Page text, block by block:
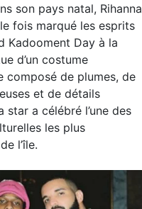
son pays natal, Rihanna
fois marqué les esprits
Kadooment Day à la
d’un costume
composé de plumes, de
et de détails
star a célébré l’une des
les plus
l’île.